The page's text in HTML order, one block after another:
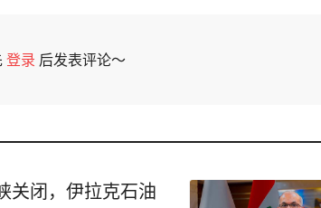
登录 后发表评论～
关闭，伊拉克石油